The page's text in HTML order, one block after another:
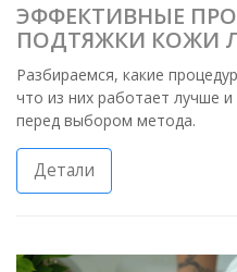
ЭФФЕКТИВНЫЕ
ПОДТЯЖКИ КОЖИ
ВЫБРАТЬ?
Разбираемся, какие
что из них работает лучше
перед выбором метода.
Детали